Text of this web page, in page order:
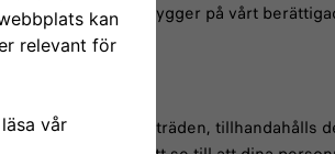
personuppgifter bygger på vårt
personuppgiftsbiträden, tillhandahålls